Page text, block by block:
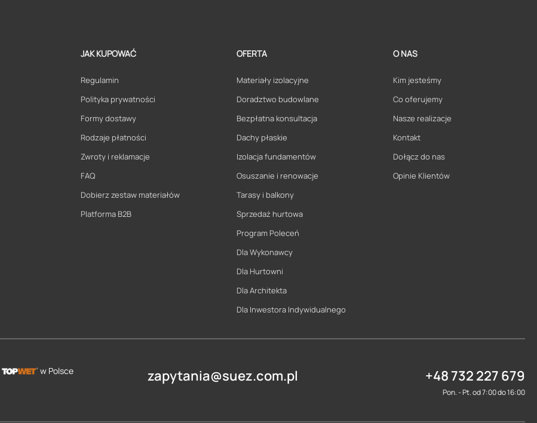
JAK KUPOWAĆ
Regulamin
Polityka prywatności
Formy dostawy
Rodzaje płatności
Zwroty i reklamacje
FAQ
Dobierz zestaw materiałów
Platforma B2B
OFERTA
Materiały izolacyjne
Doradztwo budowlane
Bezpłatna konsultacja
Dachy płaskie
Izolacja fundamentów
Osuszanie i renowacje
Tarasy i balkony
Sprzedaż hurtowa
Program Poleceń
Dla Wykonawcy
Dla Hurtowni
Dla Architekta
Dla Inwestora Indywidualnego
O NAS
Kim jesteśmy
Co oferujemy
Nasze realizacje
Kontakt
Dołącz do nas
Opinie Klientów
w Polsce zapytania@suez.com.pl +48 732 227 679
Pon. - Pt. od 7:00 do 16:00